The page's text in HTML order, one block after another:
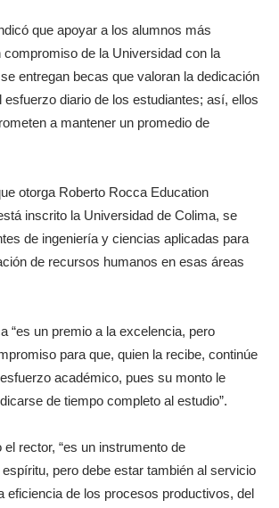
que apoyar a los alumnos más
de la Universidad con la
entregan becas que valoran la dedicación
esfuerzo diario de los estudiantes; así, ellos
a mantener un promedio de
otorga Roberto Rocca Education
inscrito la Universidad de Colima, se
de ingeniería y ciencias aplicadas para
de recursos humanos en esas áreas
“es un premio a la excelencia, pero
para que, quien la recibe, continúe
académico, pues su monto le
de tiempo completo al estudio”.
el rector, “es un instrumento de
pero debe estar también al servicio
eficiencia de los procesos productivos, del